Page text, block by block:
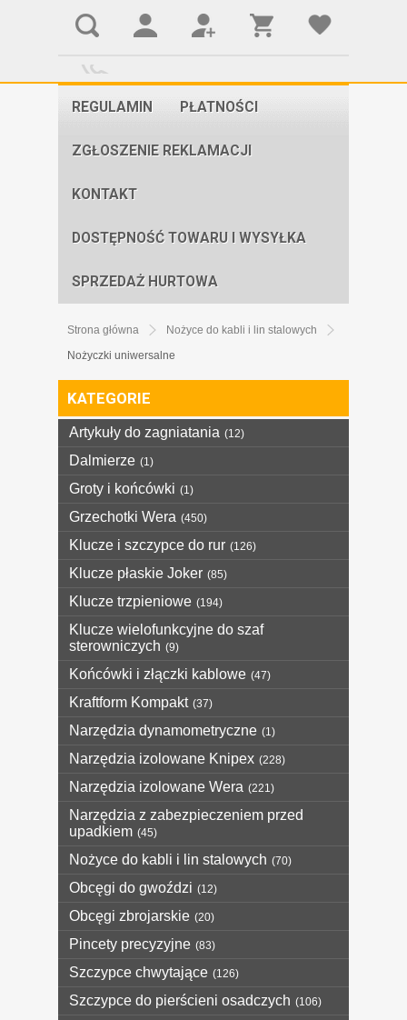
REGULAMIN PŁATNOŚCI
ZGŁOSZENIE REKLAMACJI
KONTAKT
DOSTĘPNOŚĆ TOWARU I WYSYŁKA
SPRZEDAŻ HURTOWA
Strona główna
Nożyce do kabli i lin stalowych
Nożyczki uniwersalne
KATEGORIE
Artykuły do zagniatania (12)
Dalmierze (1)
Groty i końcówki (1)
Grzechotki Wera (450)
Klucze i szczypce do rur (126)
Klucze płaskie Joker (85)
Klucze trzpieniowe (194)
Klucze wielofunkcyjne do szaf
sterowniczych (9)
Końcówki i złączki kablowe (47)
Kraftform Kompakt (37)
Narzędzia dynamometryczne (1)
Narzędzia izolowane Knipex (228)
Narzędzia izolowane Wera (221)
Narzędzia z zabezpieczeniem przed
upadkiem (45)
Nożyce do kabli i lin stalowych (70)
Obcęgi do gwoździ (12)
Obcęgi zbrojarskie (20)
Pincety precyzyjne (83)
Szczypce chwytające (126)
Szczypce do pierścieni osadczych (106)